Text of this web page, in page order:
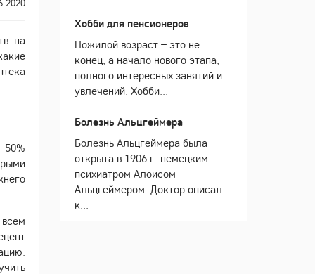
на
Хобби для пенсионеров
Пожилой возраст – это не
конец, а начало нового этапа,
полного интересных занятий и
увлечений. Хобби...
Болезнь Альцгеймера
Болезнь Альцгеймера была
открыта в 1906 г. немецким
психиатром Алоисом
Альцгеймером. Доктор описал
к...